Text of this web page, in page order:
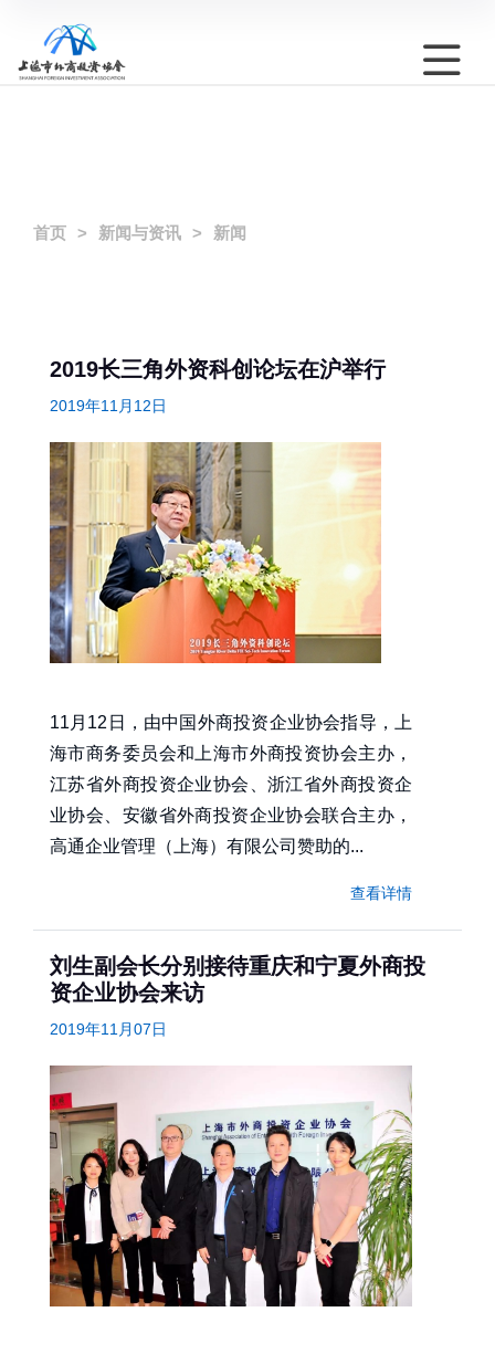
首页 新闻与资讯 新闻
2019长三角外资科创论坛在沪举行
2019年11月12日
11月12日，由中国外商投资企业协会指导，上
海市商务委员会和上海市外商投资协会主办，
江苏省外商投资企业协会、浙江省外商投资企
业协会、安徽省外商投资企业协会联合主办，
高通企业管理（上海）有限公司赞助的...
查看详情
刘生副会长分别接待重庆和宁夏外商投
资企业协会来访
2019年11月07日